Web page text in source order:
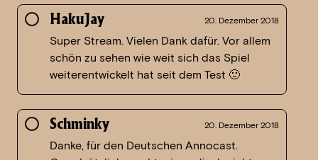
HakuJay 20. Dezember 2018
Super Stream. Vielen Dank dafür. Vor allem
schön zu sehen wie weit sich das Spiel
weiterentwickelt hat seit dem Test 🙂
Schminky 20. Dezember 2018
Danke, für den Deutschen Annocast.